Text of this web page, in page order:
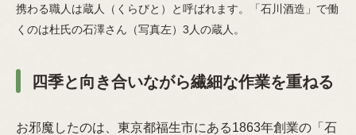
携わる職人は蔵人（くらびと）と呼ばれます。「石川酒造」で働
くのは杜氏の石澤さん（写真左）3人の蔵人。
四季と向き合いながら繊細な作業を重ねる
お邪魔したのは、東京都福生市にある1863年創業の「石